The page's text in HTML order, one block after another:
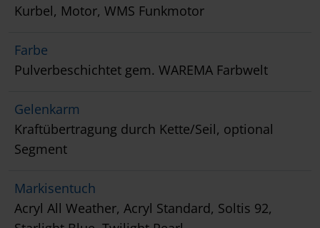
Kurbel, Motor, WMS Funkmotor
Farbe
Pulverbeschichtet gem. WAREMA Farbwelt
Gelenkarm
Kraftübertragung durch Kette/Seil, optional
Segment
Markisentuch
Acryl All Weather, Acryl Standard, Soltis 92,